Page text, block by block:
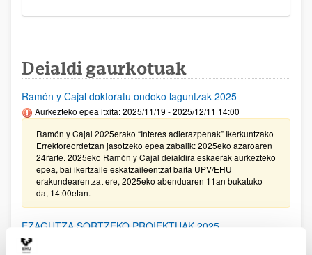
Deialdi gaurkotuak
Ramón y Cajal doktoratu ondoko laguntzak 2025
Aurkezteko epea itxita: 2025/11/19 - 2025/12/11 14:00
Ramón y Cajal 2025erako “Interes adierazpenak” Ikerkuntzako
Errektoreordetzan jasotzeko epea zabalik: 2025eko azaroaren
24rarte. 2025eko Ramón y Cajal deialdira eskaerak aurkezteko
epea, bai ikertzaile eskatzaileentzat baita UPV/EHU
erakundearentzat ere, 2025eko abenduaren 11an bukatuko
da, 14:00etan.
EZAGUTZA SORTZEKO PROIEKTUAK 2025